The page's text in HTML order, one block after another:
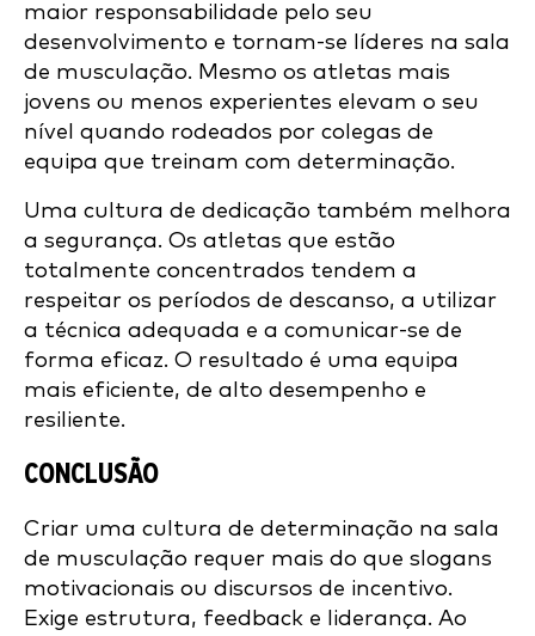
maior responsabilidade pelo seu
desenvolvimento e tornam-se líderes na sala
de musculação. Mesmo os atletas mais
jovens ou menos experientes elevam o seu
nível quando rodeados por colegas de
equipa que treinam com determinação.
Uma cultura de dedicação também melhora
a segurança. Os atletas que estão
totalmente concentrados tendem a
respeitar os períodos de descanso, a utilizar
a técnica adequada e a comunicar-se de
forma eficaz. O resultado é uma equipa
mais eficiente, de alto desempenho e
resiliente.
CONCLUSÃO
Criar uma cultura de determinação na sala
de musculação requer mais do que slogans
motivacionais ou discursos de incentivo.
Exige estrutura, feedback e liderança. Ao